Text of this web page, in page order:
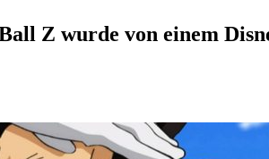
Z wurde von einem